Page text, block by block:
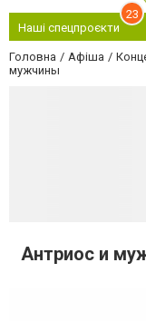
Наші спецпроєкти
23
Головна Афіша
мужчины
Антриос и